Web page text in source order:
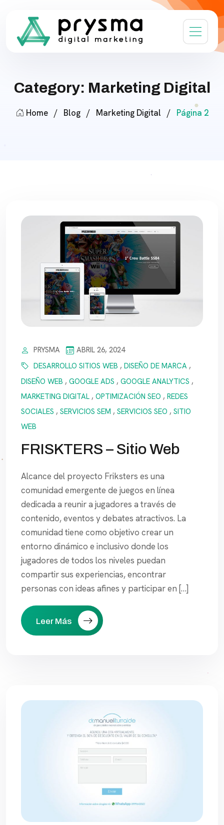
Category: Marketing Digital
Home / Blog / Marketing Digital / Página 2
PRYSMA
ABRIL 26, 2024
DESARROLLO SITIOS WEB , DISEÑO DE MARCA ,
DISEÑO WEB , GOOGLE ADS , GOOGLE ANALYTICS ,
MARKETING DIGITAL , OPTIMIZACIÓN SEO , REDES
SOCIALES , SERVICIOS SEM , SERVICIOS SEO , SITIO
WEB
FRISKTERS – Sitio Web
Alcance del proyecto Friksters es una
comunidad emergente de juegos en línea
dedicada a reunir a jugadores a través de
contenido, eventos y debates atractivos. La
comunidad tiene como objetivo crear un
entorno dinámico e inclusivo donde los
jugadores de todos los niveles puedan
compartir sus experiencias, encontrar
personas con ideas afines y participar en […]
Leer Más